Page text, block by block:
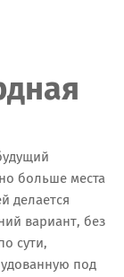
больше места
делается
вариант, без
сути,
под